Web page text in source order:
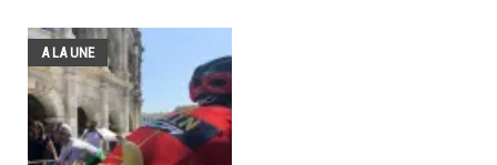
A LA UNE